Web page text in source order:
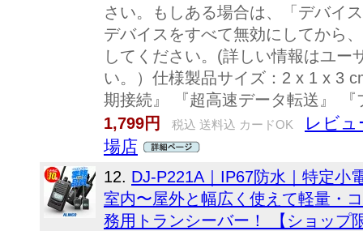
さい。もしある場合は、「デバイ
デバイスをすべて無効にしてから
してください。(詳しい情報はユー
い。）仕様製品サイズ：2 x 1 x 3
期接続』 『超高速データ転送』 『
1,799円
税込 送料込 カードOK
レビュ
場店
12. DJ-P221A｜IP67防水｜特定小
室内〜屋外と幅広く使えて軽量・
務用トランシーバー！ 【ショップ